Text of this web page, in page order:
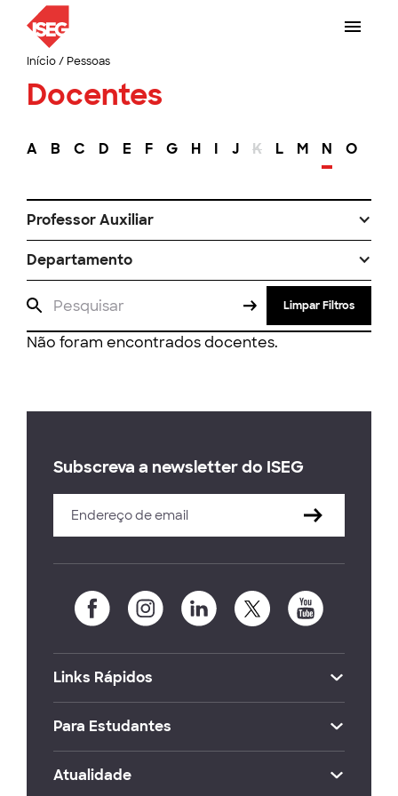
Início/ Pessoas
Docentes
A B C D E F G H I J K L M N O
Professor Auxiliar
Departamento
Limpar Filtros
Não foram encontrados docentes.
Subscreva a newsletter do ISEG
Links Rápidos
Para Estudantes
Atualidade